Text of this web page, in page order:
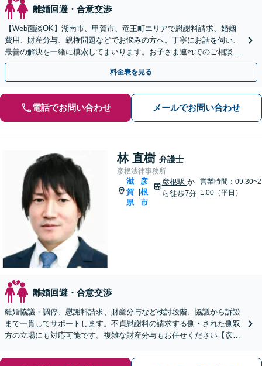
離婚回避・合意交渉
【Web面談OK】湖南市、甲賀市、竜王町エリアで慰謝料請求、婚姻
費用、財産分与、親権問題などでお悩みの方へ。丁寧にお話を伺い、
最善の解決を一緒に模索してまいります。お子さま連れでのご相談も
可能です【出張相談OK】【甲西駅1分】
料金表を見る
電話でお問い合わせ メールでお問い合わせ
林 直樹 弁護士
彦根法律事務所
滋
賀
県
彦
根
市
彦根駅 か
ら徒歩7分
営業時間：09:30~2
1:00（平日）
離婚回避・合意交渉
離婚協議・調停、慰謝料請求、財産分与など検討段階、協議から訴訟
まで一貫してサポートします。不貞慰謝料の請求する側・された側双
方の立場にも対応可能です。複雑な財産分与もお任せください【彦根